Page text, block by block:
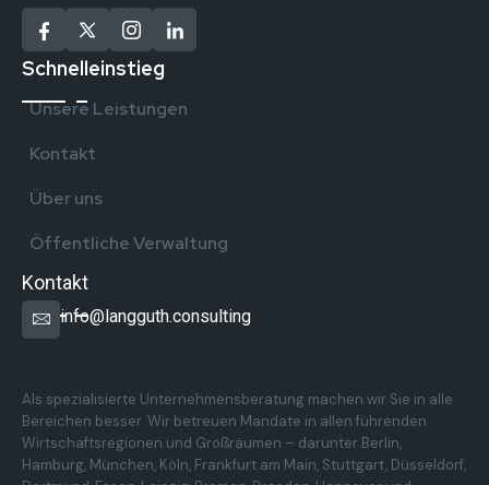
Schnelleinstieg
Unsere Leistungen
Kontakt
Über uns
Öffentliche Verwaltung
Kontakt
info@langguth.consulting
Als spezialisierte Unternehmensberatung machen wir Sie in alle
Bereichen besser. Wir betreuen Mandate in allen führenden
Wirtschaftsregionen und Großräumen – darunter Berlin,
Hamburg, München, Köln, Frankfurt am Main, Stuttgart, Düsseldorf,